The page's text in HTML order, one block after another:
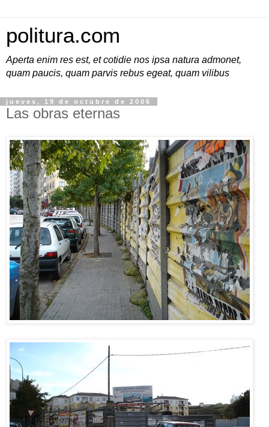
politura.com
Aperta enim res est, et cotidie nos ipsa natura admonet,
quam paucis, quam parvis rebus egeat, quam vilibus
jueves, 19 de octubre de 2006
Las obras eternas